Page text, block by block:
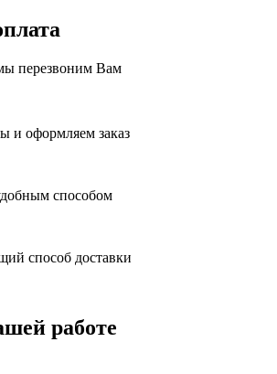
перезвоним Вам
и оформляем заказ
способом
способ доставки
работе